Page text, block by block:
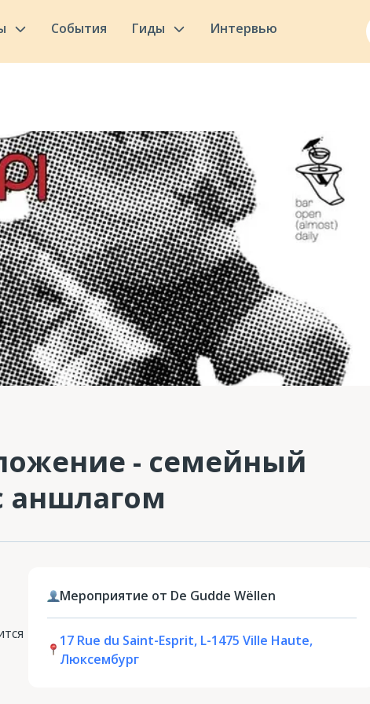
События Гиды Интервью
- семейный
аншлагом
Мероприятие от De Gudde Wëllen
17 Rue du Saint-Esprit, L-1475 Ville Haute,
Люксембург